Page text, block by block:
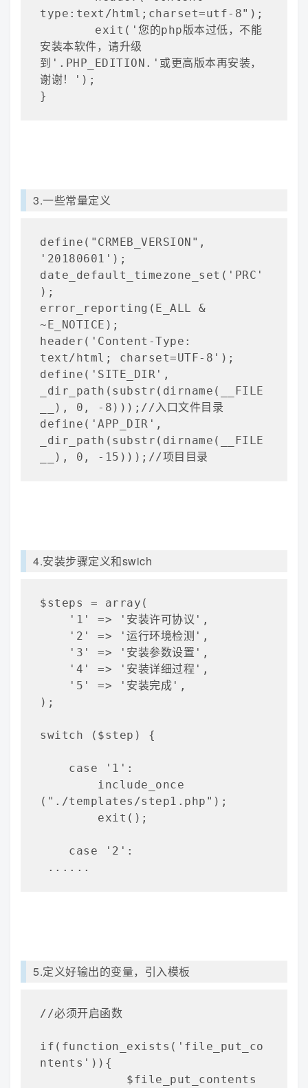
type:text/html;charset=utf-8");
安装本软件，请升级
到'.PHP_EDITION.'或更高版本再安装，
谢谢！');
}
3.一些常量定义
define("CRMEB_VERSION",
'20180601');
date_default_timezone_set('PRC'
);
error_reporting(E_ALL &
~E_NOTICE);
header('Content-Type:
text/html; charset=UTF-8');
define('SITE_DIR',
_dir_path(substr(dirname(__FILE
__), 0, -8)));//入口文件目录
define('APP_DIR',
_dir_path(substr(dirname(__FILE
__), 0, -15)));//项目目录
4.安装步骤定义和swich
$steps = array(
);
switch ($step) {
("./templates/step1.php");
......
5.定义好输出的变量，引入模板
//必须开启函数
if(function_exists('file_put_co
ntents')){